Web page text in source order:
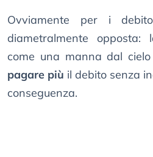
Ovviamente per i
diametralmente opposta:
come una manna dal
pagare più il debito senza
conseguenza.